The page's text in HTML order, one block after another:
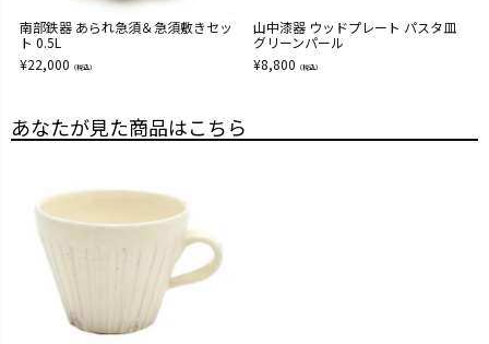
南部鉄器 あられ急須＆急須敷きセッ
ト 0.5L
¥22,000 （税込）
山中漆器 ウッドプレート パスタ皿
グリーンパール
¥8,800 （税込）
あなたが見た商品はこちら